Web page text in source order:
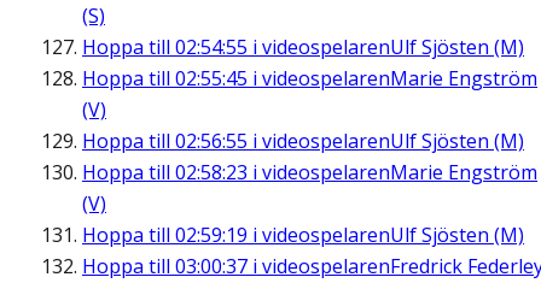
(S)
Hoppa till 02:54:55 i videospelarenUlf Sjösten (M)
Hoppa till 02:55:45 i videospelarenMarie Engström
(V)
Hoppa till 02:56:55 i videospelarenUlf Sjösten (M)
Hoppa till 02:58:23 i videospelarenMarie Engström
(V)
Hoppa till 02:59:19 i videospelarenUlf Sjösten (M)
Hoppa till 03:00:37 i videospelarenFredrick